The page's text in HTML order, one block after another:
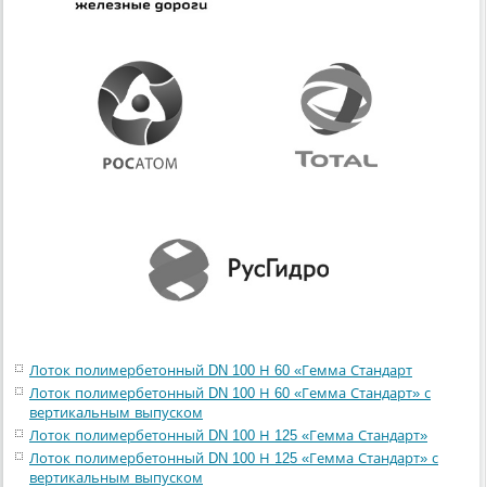
Лоток полимербетонный DN 100 Н 60 «Гемма Стандарт
Лоток полимербетонный DN 100 Н 60 «Гемма Стандарт» с
вертикальным выпуском
Лоток полимербетонный DN 100 Н 125 «Гемма Стандарт»
Лоток полимербетонный DN 100 Н 125 «Гемма Стандарт» с
вертикальным выпуском